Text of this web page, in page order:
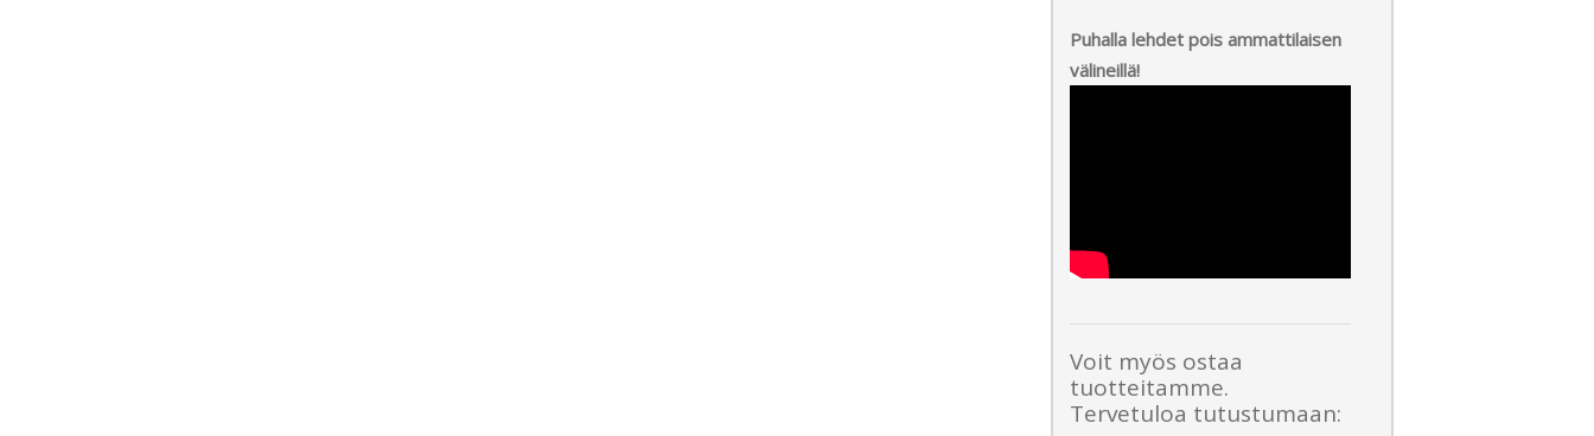
Puhalla lehdet pois ammattilaisen
välineillä!
Voit myös ostaa
tuotteitamme.
Tervetuloa tutustumaan: